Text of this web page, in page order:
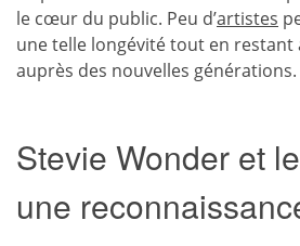
le cœur du public. Peu d’artistes
une telle longévité tout en restant
auprès des nouvelles générations.
Stevie Wonder et
une